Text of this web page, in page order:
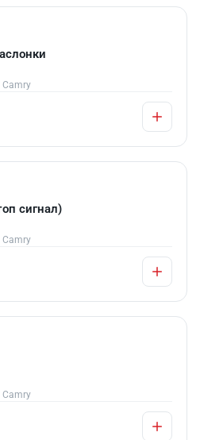
Camry
сигнал)
Camry
Camry